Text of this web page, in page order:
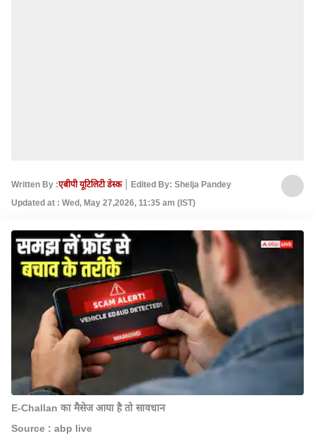
Written By :एबीपी यूटिलिटी डेस्क
Edited By: Shelja Pandey
Updated at : Wed, May 27,2026, 11:35 am (IST)
E-Challan का मैसेज आया है तो सावधान
Source : abp live